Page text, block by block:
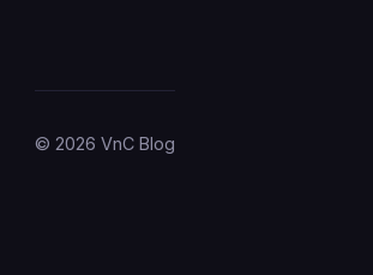
© 2026 VnC Blog